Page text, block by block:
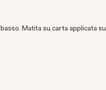
Matita su carta applicata su